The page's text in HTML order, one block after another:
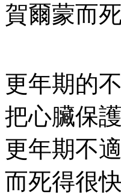
賀爾蒙而
更年期的
把心臟保
更年期不
而死得很